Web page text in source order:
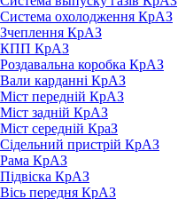
охолодження КрАЗ
КрАЗ
КПП КрАЗ
коробка КрАЗ
карданні КрАЗ
передній КрАЗ
задній КрАЗ
середній КраЗ
пристрій КрАЗ
КрАЗ
КрАЗ
передня КрАЗ